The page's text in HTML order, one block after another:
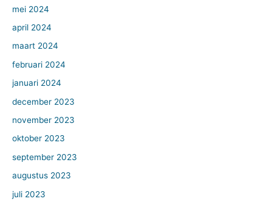
mei 2024
april 2024
maart 2024
februari 2024
januari 2024
december 2023
november 2023
oktober 2023
september 2023
augustus 2023
juli 2023